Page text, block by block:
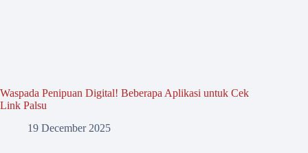
Waspada Penipuan Digital! Beberapa Aplikasi untuk Cek
Link Palsu
19 December 2025